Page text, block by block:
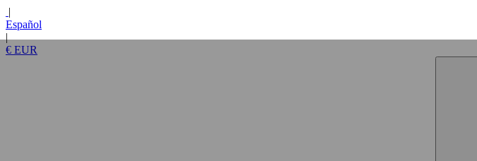
Guía de accesibilidad de lector
de pantalla, comentarios e
informes de problemas | Nueva
ventana
|
Español
|
€ EUR